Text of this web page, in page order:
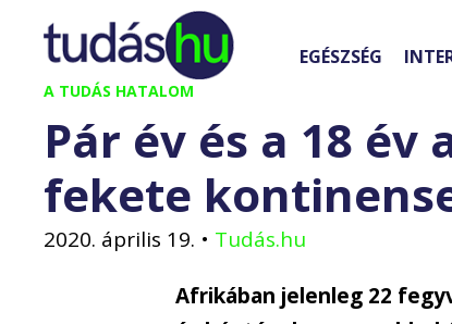
Kilépés
tartalomba
A TUDÁS HATALOM
EGÉSZSÉG
Pár év és a 18
fekete
2020. április 19. • Tudás.hu
Afrikában jelenleg 22